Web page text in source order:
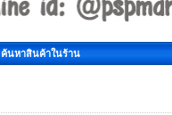
ค้นหาสินค้าในร้าน